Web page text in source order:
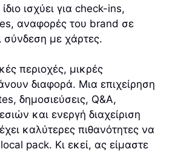
ισχύει για check-ins,
αναφορές του brand σε
σύνδεση με χάρτες.
περιοχές, μικρές
διαφορά. Μια επιχείρηση
δημοσιεύσεις, Q&A,
και ενεργή διαχείριση
καλύτερες πιθανότητες να
pack. Κι εκεί, ας είμαστε